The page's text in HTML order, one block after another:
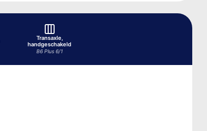
Transaxle,
handgeschakeld
B6 Plus 6/1